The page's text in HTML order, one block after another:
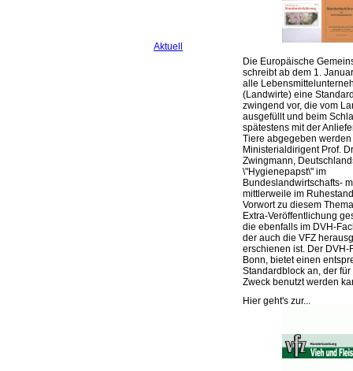
Aktuell
Die Europäische
schreibt ab dem 1.
alle
(Landwirte) eine
zwingend vor, die vom
ausgefüllt und beim
spätestens mit der
Tiere abgegeben werden
Ministerialdirigent Prof.
Zwingmann,
\"Hygienepapst\" im
Bundeslandwirtschafts-
mittlerweile im
Vorwort zu diesem
Extra-Veröffentlichung
die ebenfalls im DVH-
der auch die VFZ
erschienen ist. Der DVH-
Bonn, bietet einen
Standardblock an, der
Zweck benutzt werden
Hier geht's zur...